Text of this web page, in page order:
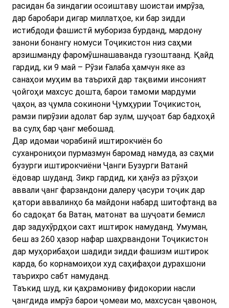
расидан ба зиндагии осоиштаву шоистаи имрӯза,
дар баробари дигар миллатҳое, ки бар зидди
истибдоди фашистӣ мубориза бурданд, мардону
занони бонангу номуси Тоҷикистон низ саҳми
арзишманду фаромӯшнашаванда гузоштаанд. Қайд
гардид, ки 9 май – Рӯзи Ғалаба ҳамчун яке аз
санаҳои муҳим ва таърихӣ дар тақвими инсоният
ҷойгоҳи махсус дошта, барои тамоми мардуми
ҷаҳон, аз ҷумла сокинони Ҷумҳурии Тоҷикистон,
рамзи пирӯзии адолат бар зулм, шуҷоат бар бадхоҳӣ
ва сулҳ бар ҷанг мебошад.
Дар идомаи чорабинӣ иштирокчиён бо
суханрониҳои пурмазмун баромад намуда, аз саҳми
бузурги иштирокчиёни Ҷанги Бузурги Ватанӣ
ёдовар шуданд. Зикр гардид, ки ҳанӯз аз рӯзҳои
аввали ҷанг фарзандони далеру ҷасури тоҷик дар
қатори аввалинҳо ба майдони набард шитофтанд ва
бо садоқат ба Ватан, матонат ва шуҷоати бемисл
дар задухӯрдҳои сахт иштирок намуданд. Умуман,
беш аз 260 ҳазор нафар шаҳрвандони Тоҷикистон
дар муҳорибаҳои шадиди зидди фашизм иштирок
карда, бо корнамоиҳои худ саҳифаҳои дурахшони
таърихро сабт намуданд.
Таъкид шуд, ки қаҳрамониву фидокории насли
ҷангдида имрӯз барои ҷомеаи мо, махсусан ҷавонон,